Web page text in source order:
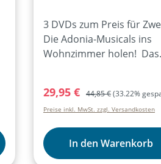
3 DVDs zum Preis für
Die Adonia-Musicals ins
Wohnzimmer holen! Das
Mitschnitte dieser Junior-
Musicals:- David & Goliat-
Naaman- Der Schatz
Verkaufspreis:
29,95 € Regulärer Preis:
44,85 €(33.22%
Preise inkl. MwSt. zzgl. Versandkosten
In den Warenkorb